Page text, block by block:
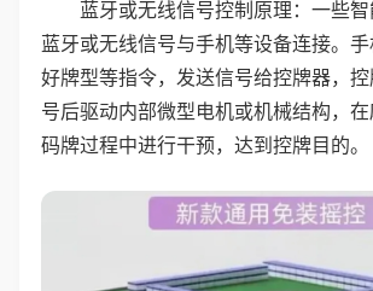
蓝牙或无线信号控制原理：一些
蓝牙或无线信号与手机等设备连接。
好牌型等指令，发送信号给控牌器，
号后驱动内部微型电机或机械结构，在
码牌过程中进行干预，达到控牌目的。